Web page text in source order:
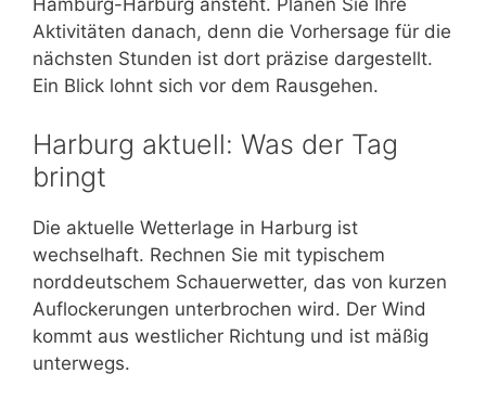
Hamburg-Harburg ansteht. Planen Sie Ihre
Aktivitäten danach, denn die Vorhersage für die
nächsten Stunden ist dort präzise dargestellt.
Ein Blick lohnt sich vor dem Rausgehen.
Harburg aktuell: Was der Tag
bringt
Die aktuelle Wetterlage in Harburg ist
wechselhaft. Rechnen Sie mit typischem
norddeutschem Schauerwetter, das von kurzen
Auflockerungen unterbrochen wird. Der Wind
kommt aus westlicher Richtung und ist mäßig
unterwegs.